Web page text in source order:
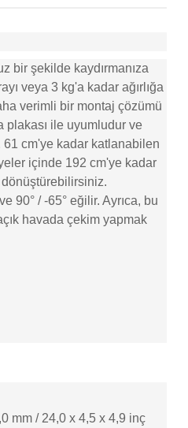
bir şekilde kaydırmanıza
veya 3 kg'a kadar ağırlığa
verimli bir montaj çözümü
plakası ile uyumludur ve
61 cm'ye kadar katlanabilen
içinde 192 cm'ye kadar
dönüştürebilirsiniz.
90° / -65° eğilir. Ayrıca, bu
havada çekim yapmak
mm / 24,0 x 4,5 x 4,9 inç